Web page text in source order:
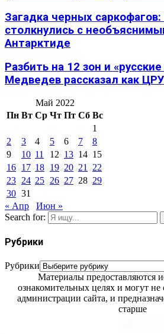
Загадка черных
столкнулись с
Антарктиде
Разбить на 12 зон и
Медведев рассказал как
Май 2022
Пн Вт Ср Чт Пт Сб Вс
1
2
3 4 5 6 7
8
9
10 11 12 13 14 15
16 17 18 19 20 21
22
23 24 25 26 27 28 29
30 31
« Апр
Июн »
Search for:
Рубрики
Рубрики
Материалы предоставляются
ознакомительных целях и могут не
администрации сайта, и
старше